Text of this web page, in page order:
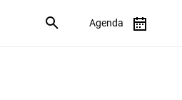
Agenda